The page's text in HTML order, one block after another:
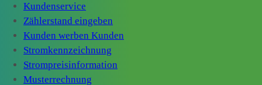
Kundenservice
Zählerstand eingeben
Kunden werben Kunden
Stromkennzeichnung
Strompreisinformation
Musterrechnung